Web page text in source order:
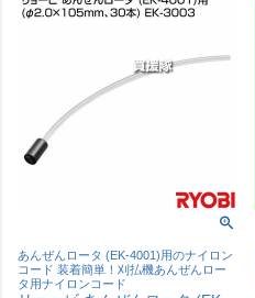
あんぜんロータ (EK-4001)用のナイロン
コード 装着簡単！刈払機あんぜんロー
タ用ナイロンコード